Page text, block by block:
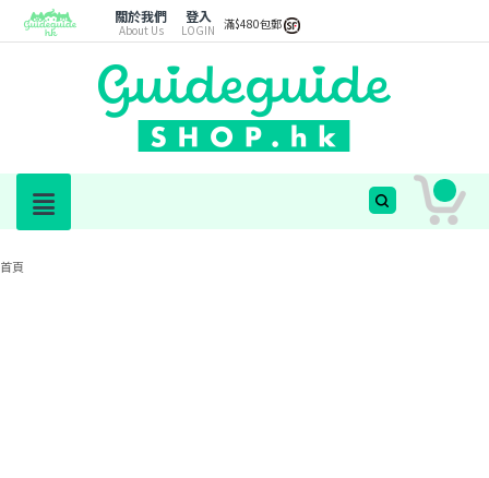
關於我們
About Us
登入
LOGIN 滿$480包郵
首頁